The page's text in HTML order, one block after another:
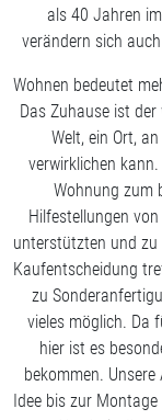
als 40 Jahren
verändern sich
Wohnen bedeutet
Das Zuhause ist
Welt, ein Ort,
verwirklichen
Wohnung zum
Hilfestellungen
unterstützten und zu
Kaufentscheidung
zu
vieles möglich. Da
hier ist es
bekommen.
Idee bis zur